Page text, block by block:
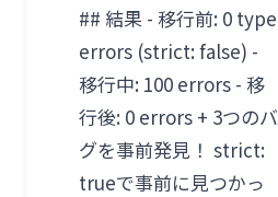
## 結果 - 移行前: 0 type
errors (strict: false) -
移行中: 100 errors - 移
行後: 0 errors + 3つのバ
グを事前発見！ strict:
trueで事前に見つかっ